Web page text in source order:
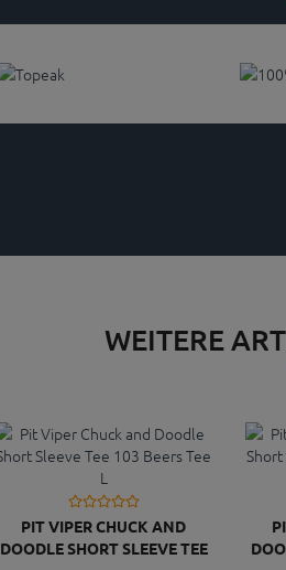
WEITERE
PIT VIPER CHUCK AND
DOODLE SHORT SLEEVE TEE